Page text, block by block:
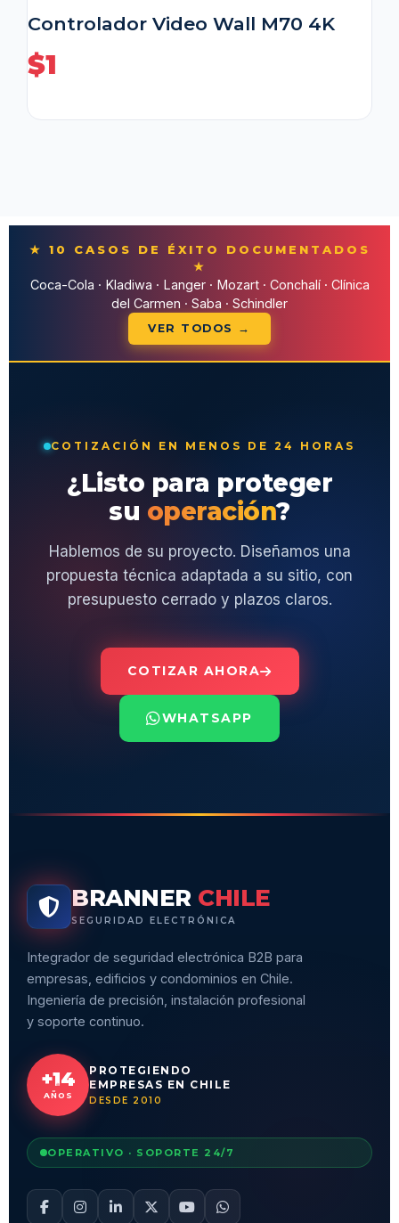
Controlador Video Wall M70 4K
$1
★ 10 CASOS DE ÉXITO DOCUMENTADOS
★
Coca-Cola · Kladiwa · Langer · Mozart · Conchalí · Clínica
del Carmen · Saba · Schindler
VER TODOS →
COTIZACIÓN EN MENOS DE 24 HORAS
¿Listo para proteger
su operación?
Hablemos de su proyecto. Diseñamos una
propuesta técnica adaptada a su sitio, con
presupuesto cerrado y plazos claros.
COTIZAR AHORA
WHATSAPP
BRANNER CHILE
SEGURIDAD ELECTRÓNICA
Integrador de seguridad electrónica B2B para
empresas, edificios y condominios en Chile.
Ingeniería de precisión, instalación profesional
y soporte continuo.
+14
AÑOS
PROTEGIENDO
EMPRESAS EN CHILE
DESDE 2010
OPERATIVO · SOPORTE 24/7